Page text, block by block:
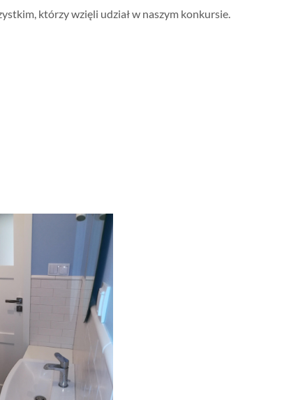
którzy wzięli udział w naszym konkursie.